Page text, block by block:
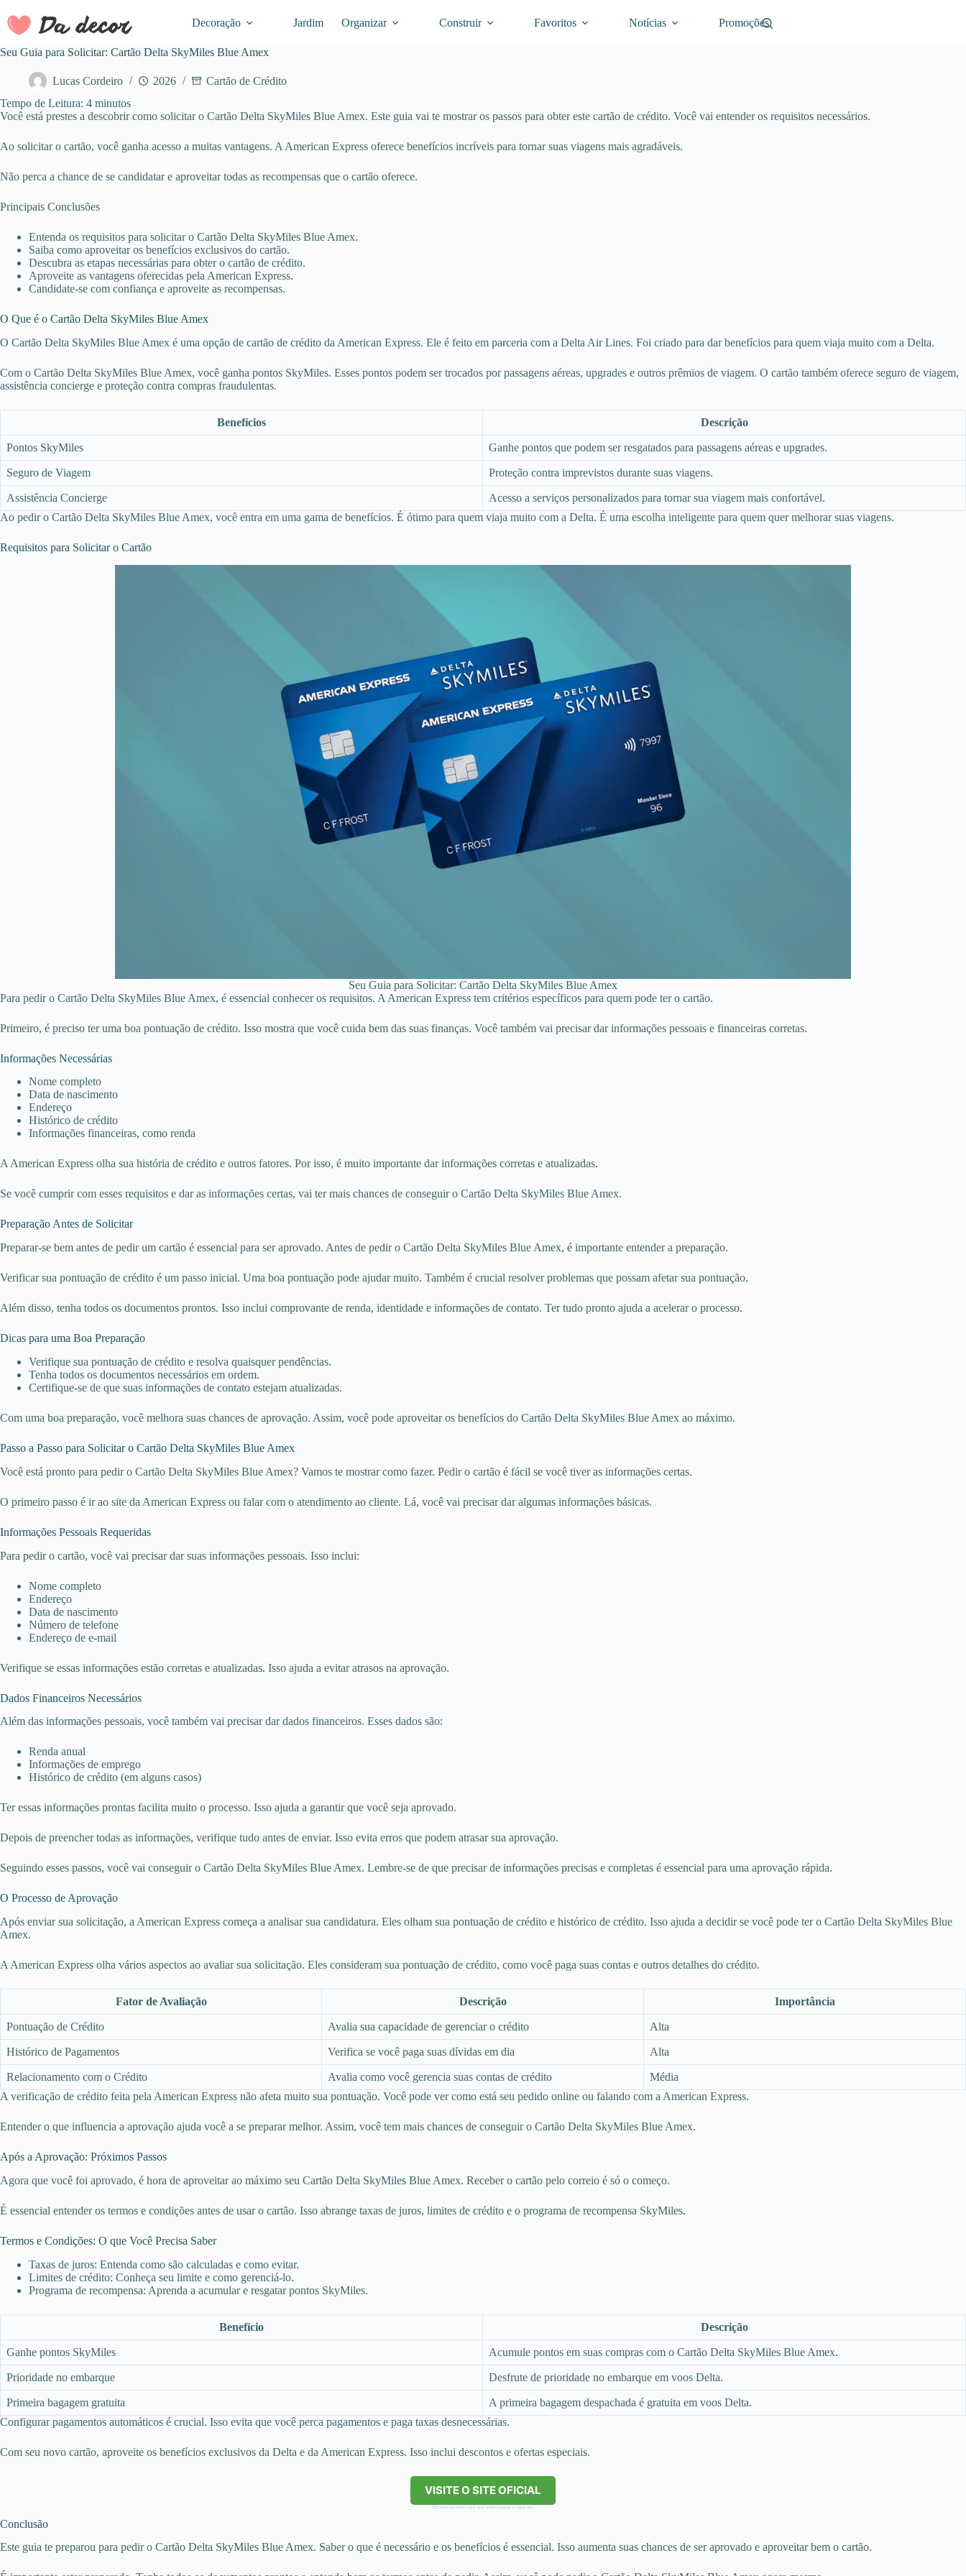
para
Decoração Jardim Organizar Construir Favoritos Notícias Promoções
Seu Guia para Solicitar: Cartão Delta SkyMiles Blue Amex
Lucas Cordeiro 2026
Cartão de Crédito
Tempo de Leitura: 4 minutos
Você está prestes a descobrir como solicitar o Cartão Delta SkyMiles Blue Amex. Este guia vai te mostrar os passos para obter este cartão de crédito. Você vai entender os requisitos necessários.
Ao solicitar o cartão, você ganha acesso a muitas vantagens. A American Express oferece benefícios incríveis para tornar suas viagens mais agradáveis.
Não perca a chance de se candidatar e aproveitar todas as recompensas que o cartão oferece.
Principais Conclusões
Entenda os requisitos para solicitar o Cartão Delta SkyMiles Blue Amex.
Saiba como aproveitar os benefícios exclusivos do cartão.
Descubra as etapas necessárias para obter o cartão de crédito.
Aproveite as vantagens oferecidas pela American Express.
Candidate-se com confiança e aproveite as recompensas.
O Que é o Cartão Delta SkyMiles Blue Amex
O Cartão Delta SkyMiles Blue Amex é uma opção de cartão de crédito da American Express. Ele é feito em parceria com a Delta Air Lines. Foi criado para dar benefícios para quem viaja muito com a Delta.
Com o Cartão Delta SkyMiles Blue Amex, você ganha pontos SkyMiles. Esses pontos podem ser trocados por passagens aéreas, upgrades e outros prêmios de viagem. O cartão também oferece seguro de viagem,
assistência concierge e proteção contra compras fraudulentas.
Benefícios Descrição
Pontos SkyMiles Ganhe pontos que podem ser resgatados para passagens aéreas e upgrades.
Seguro de Viagem Proteção contra imprevistos durante suas viagens.
Assistência Concierge
Acesso a serviços personalizados para tornar sua viagem mais confortável.
Ao pedir o Cartão Delta SkyMiles Blue Amex, você entra em uma gama de benefícios. É ótimo para quem viaja muito com a Delta. É uma escolha inteligente para quem quer melhorar suas viagens.
Requisitos para Solicitar o Cartão
Seu Guia para Solicitar: Cartão Delta SkyMiles Blue Amex
Para pedir o Cartão Delta SkyMiles Blue Amex, é essencial conhecer os requisitos. A American Express tem critérios específicos para quem pode ter o cartão.
Primeiro, é preciso ter uma boa pontuação de crédito. Isso mostra que você cuida bem das suas finanças. Você também vai precisar dar informações pessoais e financeiras corretas.
Informações Necessárias
Nome completo
Data de nascimento
Endereço
Histórico de crédito
Informações financeiras, como renda
A American Express olha sua história de crédito e outros fatores. Por isso, é muito importante dar informações corretas e atualizadas.
Se você cumprir com esses requisitos e dar as informações certas, vai ter mais chances de conseguir o Cartão Delta SkyMiles Blue Amex.
Preparação Antes de Solicitar
Preparar-se bem antes de pedir um cartão é essencial para ser aprovado. Antes de pedir o Cartão Delta SkyMiles Blue Amex, é importante entender a preparação.
Verificar sua pontuação de crédito é um passo inicial. Uma boa pontuação pode ajudar muito. Também é crucial resolver problemas que possam afetar sua pontuação.
Além disso, tenha todos os documentos prontos. Isso inclui comprovante de renda, identidade e informações de contato. Ter tudo pronto ajuda a acelerar o processo.
Dicas para uma Boa Preparação
Verifique sua pontuação de crédito e resolva quaisquer pendências.
Tenha todos os documentos necessários em ordem.
Certifique-se de que suas informações de contato estejam atualizadas.
Com uma boa preparação, você melhora suas chances de aprovação. Assim, você pode aproveitar os benefícios do Cartão Delta SkyMiles Blue Amex ao máximo.
Passo a Passo para Solicitar o Cartão Delta SkyMiles Blue Amex
Você está pronto para pedir o Cartão Delta SkyMiles Blue Amex? Vamos te mostrar como fazer. Pedir o cartão é fácil se você tiver as informações certas.
O primeiro passo é ir ao site da American Express ou falar com o atendimento ao cliente. Lá, você vai precisar dar algumas informações básicas.
Informações Pessoais Requeridas
Para pedir o cartão, você vai precisar dar suas informações pessoais. Isso inclui:
Nome completo
Endereço
Data de nascimento
Número de telefone
Endereço de e-mail
Verifique se essas informações estão corretas e atualizadas. Isso ajuda a evitar atrasos na aprovação.
Dados Financeiros Necessários
Além das informações pessoais, você também vai precisar dar dados financeiros. Esses dados são:
Renda anual
Informações de emprego
Histórico de crédito (em alguns casos)
Ter essas informações prontas facilita muito o processo. Isso ajuda a garantir que você seja aprovado.
Depois de preencher todas as informações, verifique tudo antes de enviar. Isso evita erros que podem atrasar sua aprovação.
Seguindo esses passos, você vai conseguir o Cartão Delta SkyMiles Blue Amex. Lembre-se de que precisar de informações precisas e completas é essencial para uma aprovação rápida.
O Processo de Aprovação
Após enviar sua solicitação, a American Express começa a analisar sua candidatura. Eles olham sua pontuação de crédito e histórico de crédito. Isso ajuda a decidir se você pode ter o Cartão Delta SkyMiles Blue
Amex.
A American Express olha vários aspectos ao avaliar sua solicitação. Eles consideram sua pontuação de crédito, como você paga suas contas e outros detalhes do crédito.
Fator de Avaliação Descrição Importância
Pontuação de Crédito Avalia sua capacidade de gerenciar o crédito Alta
Histórico de Pagamentos Verifica se você paga suas dívidas em dia Alta
Relacionamento com o Crédito Avalia como você gerencia suas contas de crédito
Média
A verificação de crédito feita pela American Express não afeta muito sua pontuação. Você pode ver como está seu pedido online ou falando com a American Express.
Entender o que influencia a aprovação ajuda você a se preparar melhor. Assim, você tem mais chances de conseguir o Cartão Delta SkyMiles Blue Amex.
Após a Aprovação: Próximos Passos
Agora que você foi aprovado, é hora de aproveitar ao máximo seu Cartão Delta SkyMiles Blue Amex. Receber o cartão pelo correio é só o começo.
É essencial entender os termos e condições antes de usar o cartão. Isso abrange taxas de juros, limites de crédito e o programa de recompensa SkyMiles.
Termos e Condições: O que Você Precisa Saber
Taxas de juros: Entenda como são calculadas e como evitar.
Limites de crédito: Conheça seu limite e como gerenciá-lo.
Programa de recompensa: Aprenda a acumular e resgatar pontos SkyMiles.
Benefício Descrição
Ganhe pontos SkyMiles Acumule pontos em suas compras com o Cartão Delta SkyMiles Blue Amex.
Prioridade no embarque Desfrute de prioridade no embarque em voos Delta.
Primeira bagagem gratuita
A primeira bagagem despachada é gratuita em voos Delta.
Configurar pagamentos automáticos é crucial. Isso evita que você perca pagamentos e paga taxas desnecessárias.
Com seu novo cartão, aproveite os benefícios exclusivos da Delta e da American Express. Isso inclui descontos e ofertas especiais.
VISITE O SITE OFICIAL
Clicando no botão você será redirecionado a outro site.
Conclusão
Este guia te preparou para pedir o Cartão Delta SkyMiles Blue Amex. Saber o que é necessário e os benefícios é essencial. Isso aumenta suas chances de ser aprovado e aproveitar bem o cartão.